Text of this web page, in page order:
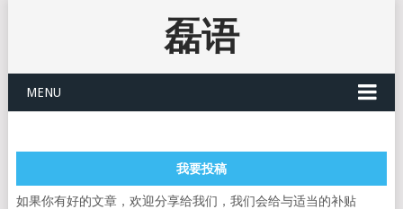
磊语
MENU
我要投稿
如果你有好的文章，欢迎分享给我们，我们会给与适当的补贴